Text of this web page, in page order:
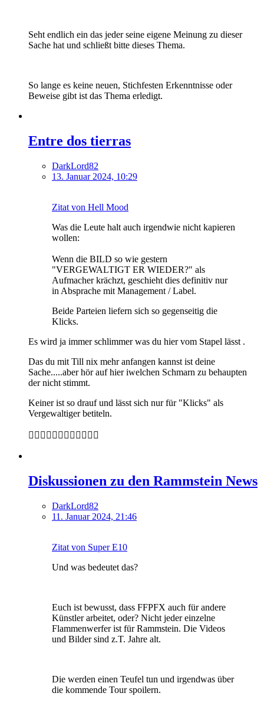
Seht endlich ein das jeder seine eigene Meinung zu dieser
Sache hat und schließt bitte dieses Thema.
So lange es keine neuen, Stichfesten Erkenntnisse oder
Beweise gibt ist das Thema erledigt.
Entre dos tierras
DarkLord82
13. Januar 2024, 10:29
Zitat von Hell Mood
Was die Leute halt auch irgendwie nicht kapieren
wollen:
Wenn die BILD so wie gestern
"VERGEWALTIGT ER WIEDER?" als
Aufmacher krächzt, geschieht dies definitiv nur
in Absprache mit Management / Label.
Beide Parteien liefern sich so gegenseitig die
Klicks.
Es wird ja immer schlimmer was du hier vom Stapel lässt .
Das du mit Till nix mehr anfangen kannst ist deine
Sache.....aber hör auf hier iwelchen Schmarn zu behaupten
der nicht stimmt.
Keiner ist so drauf und lässt sich nur für "Klicks" als
Vergewaltiger betiteln.
🤦‍♂️🤦‍♂️🤦‍♂️🤦‍♂️🤦‍♂️🤦‍♂️
Diskussionen zu den Rammstein News
DarkLord82
11. Januar 2024, 21:46
Zitat von Super E10
Und was bedeutet das?
Euch ist bewusst, dass FFPFX auch für andere
Künstler arbeitet, oder? Nicht jeder einzelne
Flammenwerfer ist für Rammstein. Die Videos
und Bilder sind z.T. Jahre alt.
Die werden einen Teufel tun und irgendwas über
die kommende Tour spoilern.